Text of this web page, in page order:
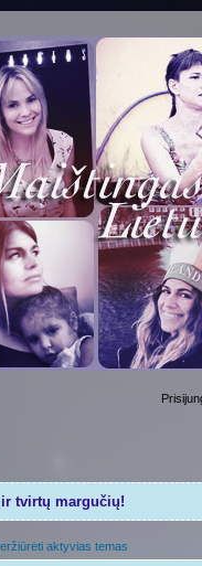
tvirtų margučių!
aktyvias temas